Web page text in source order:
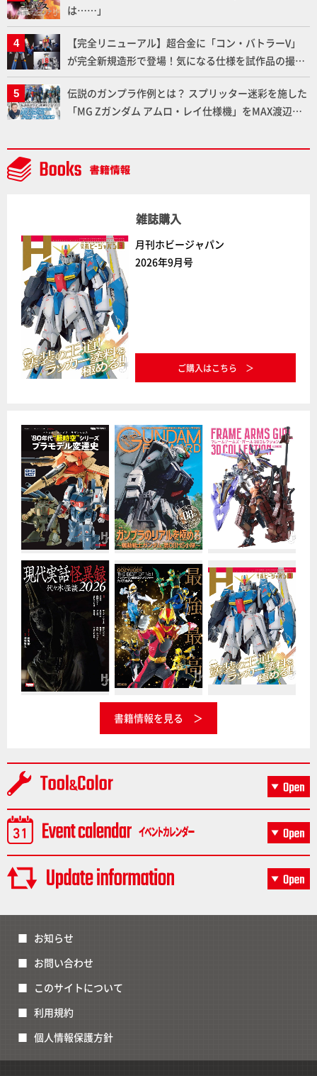
は……」
【完全リニューアル】超合金に「コン・バトラーV」
が完全新規造形で登場！気になる仕様を試作品の撮り
下ろしでご紹介!!さらに「大鉄人17」＆「ワンエイ
ト」セット情報もお届け！【超合金の魂】
伝説のガンプラ作例とは？ スプリッター迷彩を施した
「MG Zガンダム アムロ・レイ仕様機」をMAX渡辺が
雑誌購入
月刊ホビージャパン
2026年9月号
ご購入はこちら
書籍情報を見る
お知らせ
お問い合わせ
このサイトについて
利用規約
個人情報保護方針